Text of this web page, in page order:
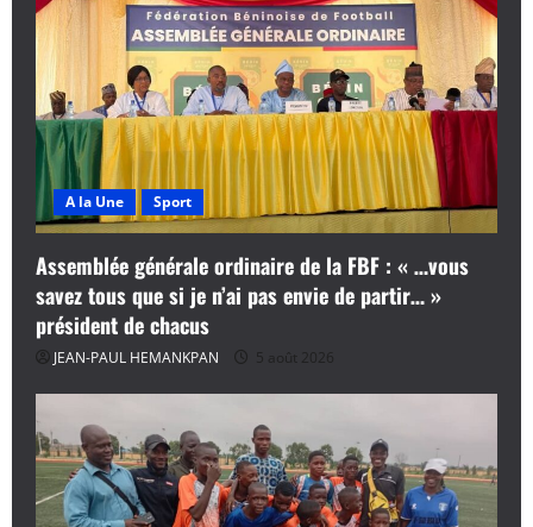
A la Une Sport
Assemblée générale ordinaire de la FBF : « …vous
savez tous que si je n’ai pas envie de partir… »
président de chacus
JEAN-PAUL HEMANKPAN 5 août 2026